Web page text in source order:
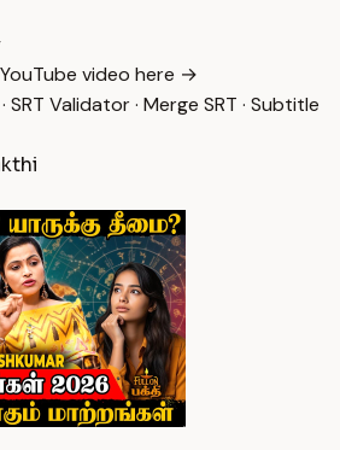
video here →
· SRT Validator· Merge SRT · Subtitle